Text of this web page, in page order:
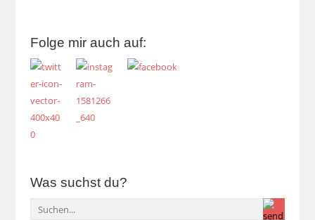
Folge mir auch auf:
Was suchst du?